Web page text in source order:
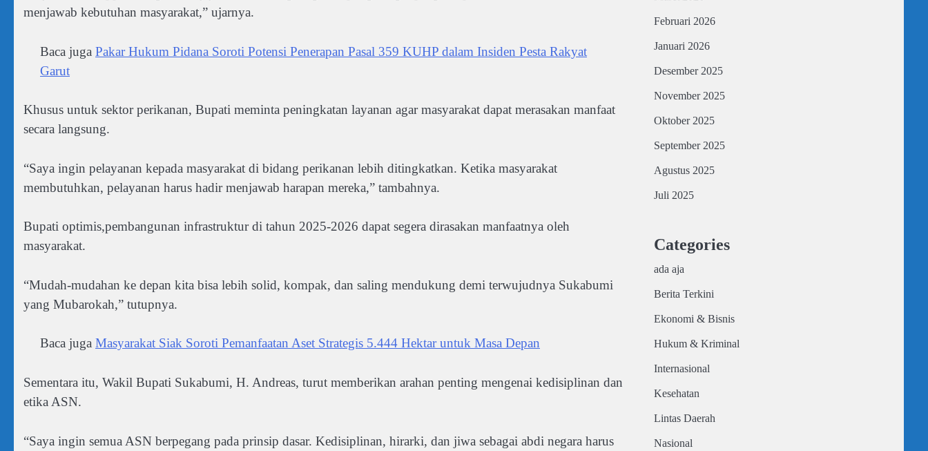
menjawab kebutuhan masyarakat,” ujarnya.
Baca juga Pakar Hukum Pidana Soroti Potensi Penerapan Pasal 359 KUHP dalam Insiden Pesta Rakyat
Garut
Khusus untuk sektor perikanan, Bupati meminta peningkatan layanan agar masyarakat dapat merasakan manfaat
secara langsung.
“Saya ingin pelayanan kepada masyarakat di bidang perikanan lebih ditingkatkan. Ketika masyarakat
membutuhkan, pelayanan harus hadir menjawab harapan mereka,” tambahnya.
Bupati optimis,pembangunan infrastruktur di tahun 2025-2026 dapat segera dirasakan manfaatnya oleh
masyarakat.
“Mudah-mudahan ke depan kita bisa lebih solid, kompak, dan saling mendukung demi terwujudnya Sukabumi
yang Mubarokah,” tutupnya.
Baca juga Masyarakat Siak Soroti Pemanfaatan Aset Strategis 5.444 Hektar untuk Masa Depan
Sementara itu, Wakil Bupati Sukabumi, H. Andreas, turut memberikan arahan penting mengenai kedisiplinan dan
etika ASN.
“Saya ingin semua ASN berpegang pada prinsip dasar. Kedisiplinan, hirarki, dan jiwa sebagai abdi negara harus
Februari 2026
Januari 2026
Desember 2025
November 2025
Oktober 2025
September 2025
Agustus 2025
Juli 2025
Categories
ada aja
Berita Terkini
Ekonomi & Bisnis
Hukum & Kriminal
Internasional
Kesehatan
Lintas Daerah
Nasional